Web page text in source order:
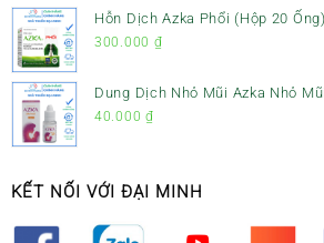
Hỗn Dịch Azka Phổi (Hộp 20
Tiêu Đờm & Bổ Phổi
300.000 ₫
Dung Dịch Nhỏ Mũi Azka Nhỏ
Sổ Mũi Cho Trẻ Sơ Sinh
40.000 ₫
KẾT NỐI VỚI ĐẠI MINH